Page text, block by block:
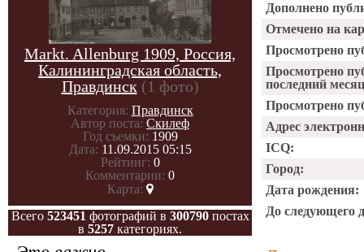
Markt. Allenburg 1909, Россия,
Калининградская область,
Правдинск (1 фото)
Категория: Правдинск
Автор поста: Скилеф
Год съемки: 1909
Дата: 11.09.2015 05:15
Рейтинг: 0
Комментарии: 0
Карта:
Всего 523451 фотографий в 300790постах
в 5257 категориях.
Дополнено
Отмечено на
Просмотрено
Просмотрено
последний
Просмотрено
Адрес
ICQ:
Город:
Дата рождения:
До следующего